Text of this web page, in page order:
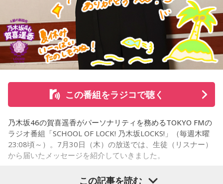
な音が響き渡り、列車は牽引する電気機関車と客車の2両目の
半分まで湯の花トンネルに入ったところで、急停車しまし
た。
「機銃掃射だ！」
そんな叫びと悲鳴が同時に響き渡り、ギューンブルブルブル
とすさまじい音が迫ります。アメリカ軍のP51・ムスタング
何度も容赦なく銃弾を撃ち込んできたのです。数分前まで、
日曜昼下がりの穏やかだった車内は、あちこちからうめき声
が聞こえ、人が折り重なるように倒れて、一面、血の海と化
この番組をラジコで聴く
乃木坂46の賀喜遥香がパーソナリティを務めるTOKYO FMの
ラジオ番組「SCHOOL OF LOCK! 乃木坂LOCKS!」（毎週木曜
23:08頃～）。7月30日（木）の放送では、生徒（リスナー）
から届いたメッセージを紹介していきました。
この記事を読む